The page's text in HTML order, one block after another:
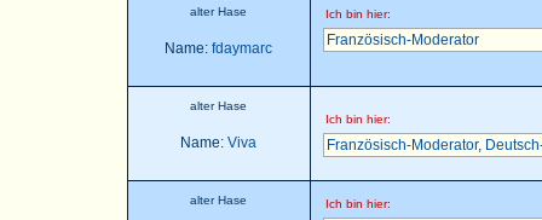
alter Hase
Name: fdaymarc
Ich bin hier:
Französisch-Moderator
alter Hase
Name: Viva
Ich bin hier:
Französisch-Moderator,
alter Hase Ich bin hier: